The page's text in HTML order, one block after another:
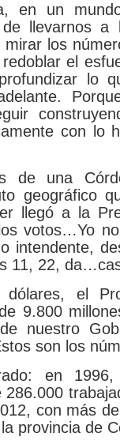
en un
llevarnos
los
el
lo
con lo
de una
geográfico
llegó a la
votos…Yo
intendente,
11, 22,
el
9.800
nuestro
son los
en
con más
provincia de